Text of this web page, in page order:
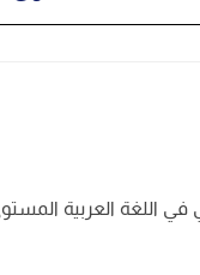
في اللغة العربية